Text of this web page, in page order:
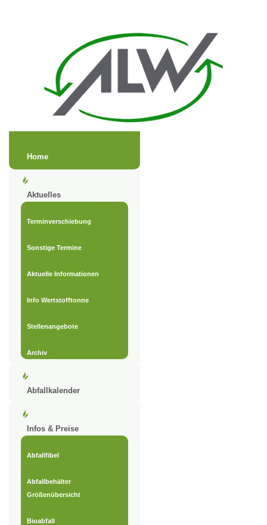
Home
Aktuelles
Terminverschiebung
Sonstige Termine
Aktuelle Informationen
Info Wertstofftonne
Stellenangebote
Archiv
Abfallkalender
Infos & Preise
Abfallfibel
Abfallbehälter
Größenübersicht
Bioabfall